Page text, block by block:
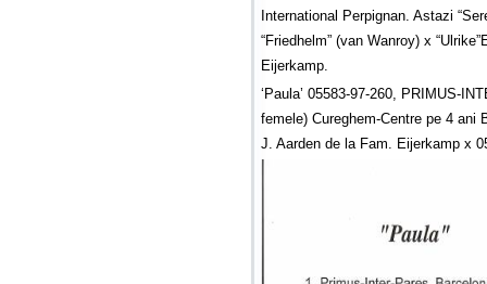
International Perpignan. Astazi
“Friedhelm” (van Wanroy) x
Eijerkamp.
‘Paula’ 05583-97-260, PRIMUS-
femele) Cureghem-Centre pe 4 ani
J. Aarden de la Fam. Eijerkamp x